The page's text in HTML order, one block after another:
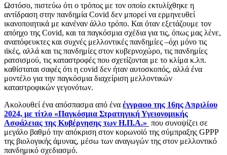
Ωστόσο, πιστεύω ότι ο τρόπος με τον οποίο εκτυλίχθηκε η
αντίδραση στην πανδημία Covid δεν μπορεί να ερμηνευθεί
ικανοποιητικά με κανέναν άλλο τρόπο. Και όταν εξετάζουμε τον
απόηχο της Covid, και τα παγκόσμια σχέδια για τις, όπως μας λένε,
αναπόφευκτες και συχνές μελλοντικές πανδημίες –όχι μόνο τις
ιϊκές, αλλά και τις πανδημίες στον κυβερνοχώρο, τις πανδημίες
ρατσισμού, τις καταστροφές που σχετίζονται με το κλίμα κ.λπ.
καθίσταται σαφές ότι η covid δεν ήταν αυτοσκοπός, αλλά ένα
μοντέλο για την παγκόσμια διαχείριση μελλοντικών
καταστροφικών γεγονότων.
Ακολουθεί ένα απόσπασμα από ένα έγγραφο της 16ης Απριλίου
2024, με τίτλο «Παγκόσμια Στρατηγική Υγειονομικής
Ασφάλειας της Κυβέρνησης των Η.Π.Α.» που συνοψίζει σε
μεγάλο βαθμό την απόκριση στον κορωνοϊό της σύμπραξης GPPP
της βιολογικής άμυνας, μέσω των αναγωγών της στον μελλοντικό
πανδημικό σχεδιασμό.